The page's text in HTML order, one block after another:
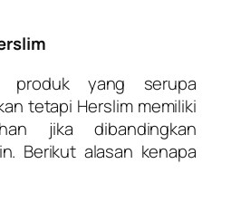
produk yang serupa
tetapi Herslim memiliki
jika dibandingkan
Berikut alasan kenapa